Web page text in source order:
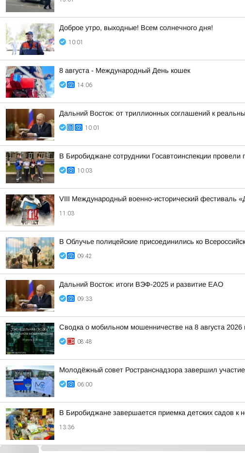
Доброе утро, выходные! Всем солнечного дня!
10:01
8 августа - Международный День кошек
14:06
Дальний Восток: от триллионных соглашений к
10:01
В Биробиджане сотрудники Госавтоинспекции
10:03
VIII Международный военно-исторический фестиваль
11:03
В Облучье полицейские присоединились ко
09:42
Дальний Восток: итоги ВЭФ-2025 и развитие ЕАО
09:33
Сводка о мобильном мошенничестве на 8 августа 2026
08:48
Молодёжный совет Ространснадзора завершил
06:00
В Биробиджане завершается приемка детских садов к
13:36